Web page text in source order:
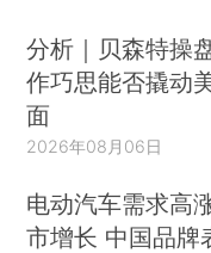
业力量的引领下，
为建设高质量发展
分析｜贝森特操
作巧思能否撬动
面
2026年08月06日
电动汽车需求高
市增长 中国品牌